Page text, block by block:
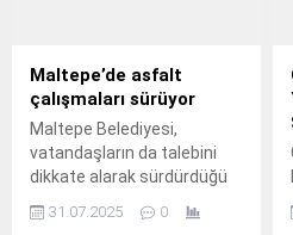
Maltepe’de asfalt
çalışmaları sürüyor
Maltepe Belediyesi,
vatandaşların da talebini
dikkate alarak sürdürdüğü
çalışmalarına tüm hızıyla
31.07.2025 0